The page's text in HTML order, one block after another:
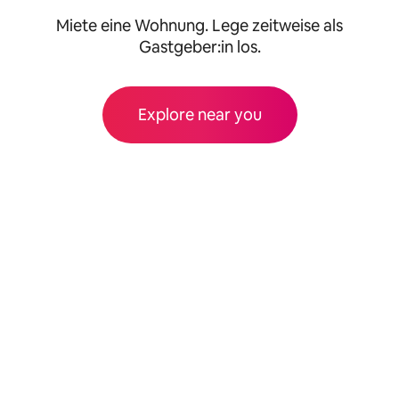
Miete eine Wohnung. Lege zeitweise als
Gastgeber:in los.
Explore near you